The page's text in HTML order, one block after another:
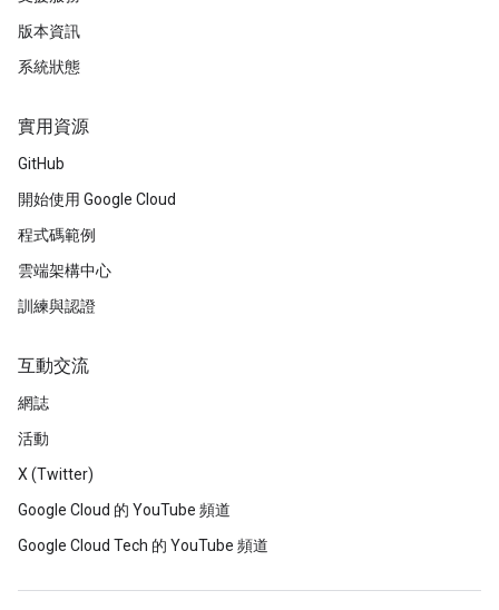
版本資訊
系統狀態
實用資源
GitHub
開始使用 Google Cloud
程式碼範例
雲端架構中心
訓練與認證
互動交流
網誌
活動
X (Twitter)
Google Cloud 的 YouTube 頻道
Google Cloud Tech 的 YouTube 頻道